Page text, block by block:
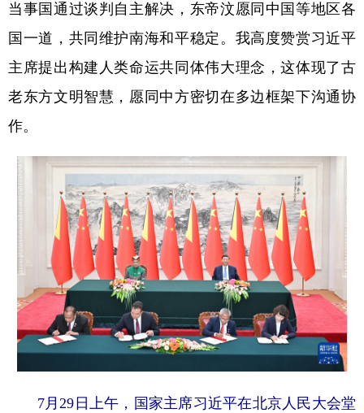
当事国通过谈判自主解决，东帝汶愿同中国等地区各
国一道，共同维护南海和平稳定。我高度赞赏习近平
主席提出构建人类命运共同体伟大理念，这体现了古
老东方文明智慧，愿同中方密切在多边框架下沟通协
作。
7月29日上午，国家主席习近平在北京人民大会堂